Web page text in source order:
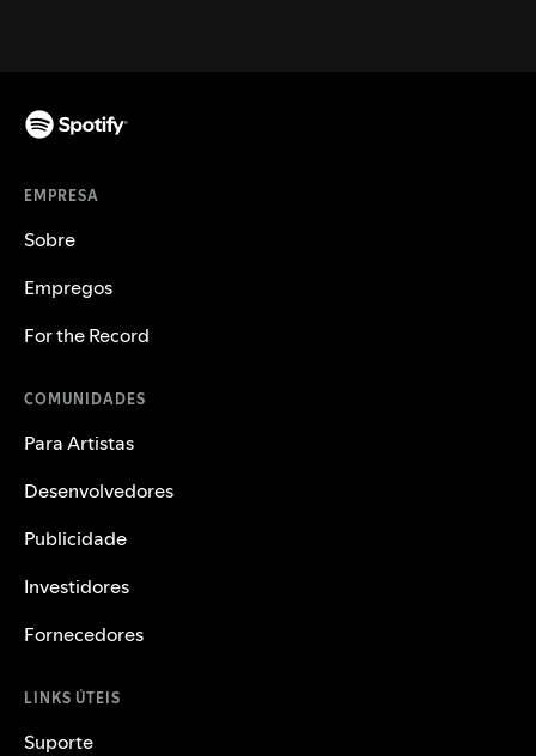
EMPRESA
Sobre
Empregos
For the Record
COMUNIDADES
Para Artistas
Desenvolvedores
Publicidade
Investidores
Fornecedores
LINKS ÚTEIS
Suporte